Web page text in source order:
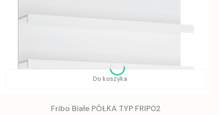
Do koszyka
Fribo Białe PÓŁKA TYP FRIP02